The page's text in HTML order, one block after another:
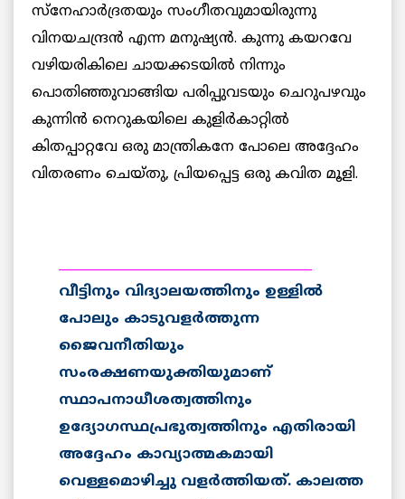
സ്നേഹാര്‍ദ്രതയും സംഗീതവുമായിരുന്നു
വിനയചന്ദ്രന്‍ എന്ന മനുഷ്യന്‍. കുന്നു കയറവേ
വഴിയരികിലെ ചായക്കടയില്‍ നിന്നും
പൊതിഞ്ഞുവാങ്ങിയ പരിപ്പുവടയും ചെറുപഴവും
കുന്നിന്‍ നെറുകയിലെ കുളിര്‍കാറ്റില്‍
കിതപ്പാറ്റവേ ഒരു മാന്ത്രികനേ പോലെ അദ്ദേഹം
വിതരണം ചെയ്തു, പ്രിയപ്പെട്ട ഒരു കവിത മൂളി.
________________________________________
വീട്ടിനും വിദ്യാലയത്തിനും ഉള്ളില്‍
പോലും കാടുവളര്‍ത്തുന്ന
ജൈവനീതിയും
സംരക്ഷണയുക്തിയുമാണ്
സ്ഥാപനാധീശത്വത്തിനും
ഉദ്യോഗസ്ഥപ്രഭുത്വത്തിനും എതിരായി
അദ്ദേഹം കാവ്യാത്മകമായി
വെള്ളമൊഴിച്ചു വളര്‍ത്തിയത്. കാലത്ത